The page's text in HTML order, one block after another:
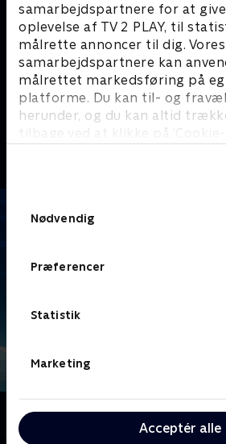
samarbejdspartnere for at
oplevelse af TV 2 PLAY, til
målrette annoncer til dig. Vores
samarbejdspartnere kan
målrettet markedsføring på
platforme. Du kan til- og
herunder, og du kan altid
tilbage ved at klikke på
Nødvendig
Præferencer
Statistik
Marketing
Acceptér alle
Om Super Duper Bunny League